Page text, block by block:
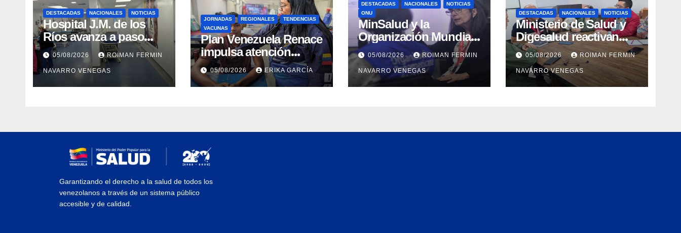
DESTACADAS NACIONALES NOTICIAS
Hospital J.M. de los
Ríos avanza a paso
firme en su
recuperación tras los
recientes eventos
sísmicos
05/08/2026 ROIMAN FERMIN
NAVARRO VENEGAS
JORNADAS REGIONALES
TENDENCIAS
VACUNAS
​Plan Venezuela Renace
impulsa atención
integral a refugiados y
evaluación de
vacunación en Aragua
05/08/2026 ERIKA GARCÍA
DESTACADAS NACIONALES
NOTICIAS
ONU
MinSalud y la
Organización Mundial
de la Salud evaluaron
propuesta técnica
integral en materia de
agua saneamiento e
05/08/2026 ROIMAN FERMIN
NAVARRO VENEGAS
DESTACADAS NACIONALES NOTICIAS
Ministerio de Salud y
Digesalud reactivan
lazos para la vigilancia
epidemiológica y el
control de
enfermedades
05/08/2026 ROIMAN FERMIN
NAVARRO VENEGAS
Garantizando el derecho a la salud de todos los
venezolanos a través de un sistema público
accesible y de calidad.